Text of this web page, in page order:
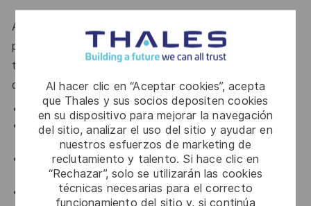
Al hacer clic en “Aceptar cookies”, acepta
que Thales y sus socios depositen cookies
en su dispositivo para mejorar la navegación
del sitio, analizar el uso del sitio y ayudar en
nuestros esfuerzos de marketing de
reclutamiento y talento. Si hace clic en
“Rechazar”, solo se utilizarán las cookies
técnicas necesarias para el correcto
funcionamiento del sitio y, si continúa
A Thales oferece um extenso programa de benefícios
para todos os funcionários em tempo integral que
trabalham 30 horas ou mais por semana e seus
dependentes elegíveis, incluindo:
Plano de Saúde e Odontológico;
Previdência privada com contribuição da empresa e
um match, sem período de carência;
Feriados pagos pela empresa, dias de férias e
licença médica remunerada;
Seguro de Vida fornecido pela empresa.